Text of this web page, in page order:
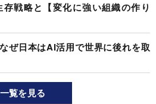
戦略と【変化に強い組織の作り
ぜ日本はAI活用で世界に後れを取
一覧を見る